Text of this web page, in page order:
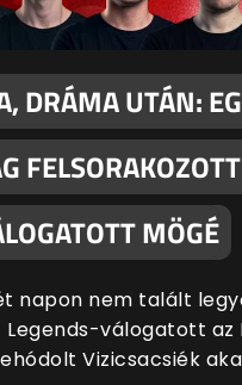
DRÁMA UTÁN:
MÖGÉ
napon nem talált
Legends-válogatott az
Vizicsacsiék